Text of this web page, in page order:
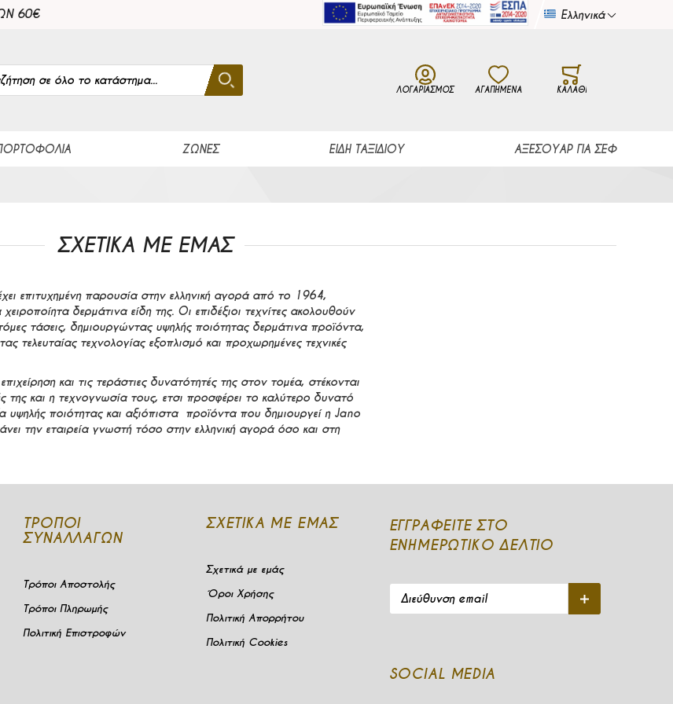
60€ ΓλώσσαΕλληνικά
Close search
Αναζήτηση ΛΟΓΑΡΙΑΣΜΌΣ ΑΓΑΠΗΜΕΝΑ ΚΑΛΆΘΙ
ΖΏΝΕΣ ΕΊΔΗ ΤΑΞΙΔΊΟΥ ΑΞΕΣΟΥΆΡ ΓΙΑ ΣΕΦ
ΣΧΕΤΙΚΑ ΜΕ ΕΜΑΣ
επιτυχημένη παρουσία στην ελληνική αγορά από το 1964,
δερμάτινα είδη της. Οι επιδέξιοι τεχνίτες ακολουθούν
τάσεις, δημιουργώντας υψηλής ποιότητας δερμάτινα προϊόντα,
τελευταίας τεχνολογίας εξοπλισμό και προχωρημένες τεχνικές
και τις τεράστιες δυνατότητές της στον τομέα, στέκονται
της και η τεχνογνωσία τους, ετσι προσφέρει το καλύτερο δυνατό
υψηλής ποιότητας και αξιόπιστα προϊόντα που δημιουργεί η Jano
την εταιρεία γνωστή τόσο στην ελληνική αγορά όσο και στη
ΤΡΌΠΟΙ
ΣΥΝΑΛΛΑΓΏΝ
Τρόποι Αποστολής
Τρόποι Πληρωμής
Πολιτική Επιστροφών
ΣΧΕΤΙΚΆ ΜΕ ΕΜΆΣ
Σχετικά με εμάς
Όροι Χρήσης
Πολιτική Απορρήτου
Πολιτική Cookies
ΕΓΓΡΑΦΕΙΤΕ ΣΤΟ
ΕΝΗΜΕΡΩΤΙΚΟ ΔΕΛΤΙΟ
Διεύθυνση email
Εγγραφή
SOCIAL MEDIA